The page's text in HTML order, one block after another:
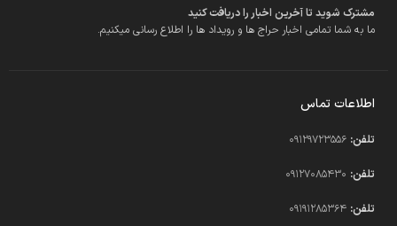
مشترک شوید تا آخرین اخبار را دریافت کنید
ما به شما تمامی اخبار حراج ها و رویداد ها را اطلاع رسانی میکنیم.
اطلاعات تماس
تلفن: 09129723556
تلفن:
تلفن: 09191285364